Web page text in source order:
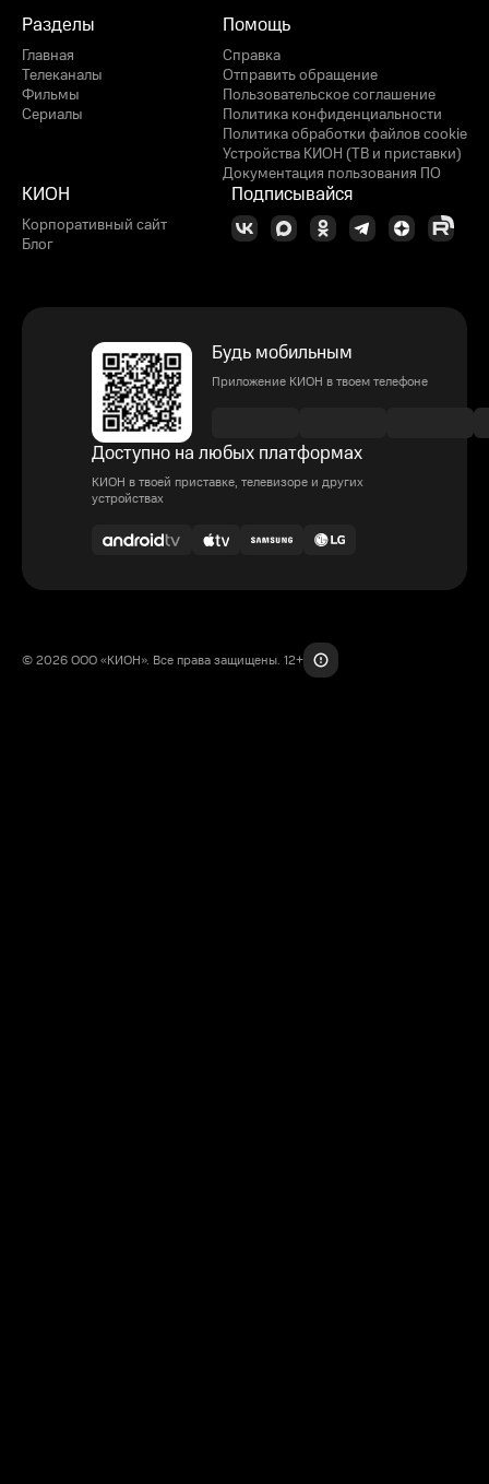
Разделы
Главная
Телеканалы
Фильмы
Сериалы
Помощь
Справка
Отправить обращение
Пользовательское соглашение
Политика конфиденциальности
Политика обработки файлов cookie
Устройства КИОН (ТВ и приставки)
Документация пользования ПО
КИОН
Корпоративный сайт
Блог
Подписывайся
Будь мобильным
Приложение КИОН в твоем телефоне
Доступно на любых платформах
КИОН в твоей приставке, телевизоре и других
устройствах
© 2026 ООО «КИОН». Все права защищены. 12+